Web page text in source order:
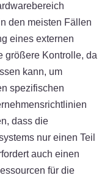
den meisten Fällen
eines externen
größere Kontrolle, da
kann, um
spezifischen
dass die
nur einen Teil
auch einen
für die